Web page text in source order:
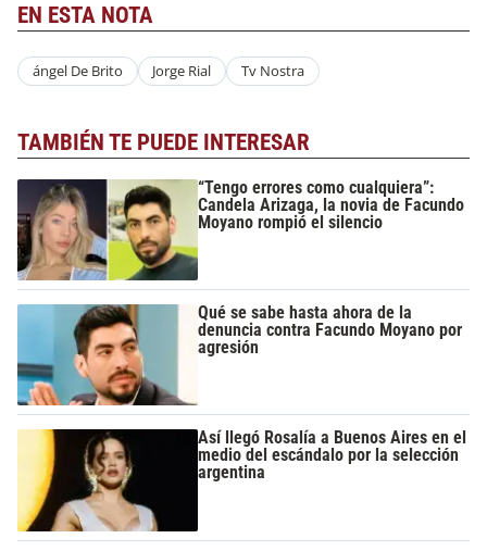
EN ESTA NOTA
ángel De Brito Jorge Rial Tv Nostra
TAMBIÉN TE PUEDE INTERESAR
“Tengo errores como cualquiera”:
Candela Arizaga, la novia de Facundo
Moyano rompió el silencio
Qué se sabe hasta ahora de la
denuncia contra Facundo Moyano por
agresión
Así llegó Rosalía a Buenos Aires en el
medio del escándalo por la selección
argentina